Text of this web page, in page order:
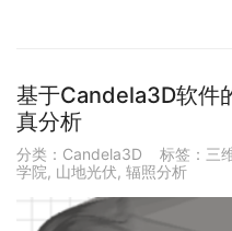
基于Candela3D软件
真分析
分类： Candela3D 标签： 三
学院, 山地光伏, 辐照分析